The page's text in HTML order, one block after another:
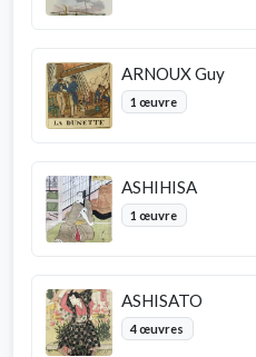
ARNOUX Guy
1 œuvre
ASHIHISA
1 œuvre
ASHISATO
4 œuvres